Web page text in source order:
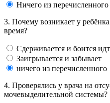
Ничего из перечисленного
3. Почему возникает у
время?
Сдерживается и боится
Заигрывается и забывает
ничего из перечисленного
4. Проверялись у врача на
мочевыделительной системы?